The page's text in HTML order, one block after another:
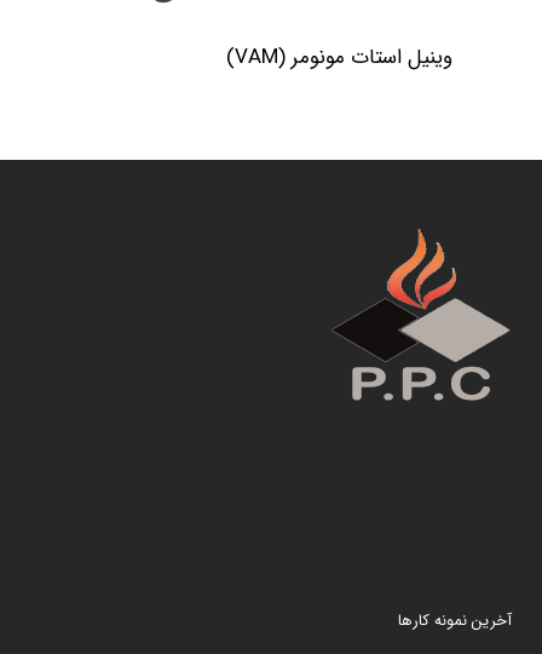
وینیل استات مونومر (VAM)
آخرین نمونه کارها